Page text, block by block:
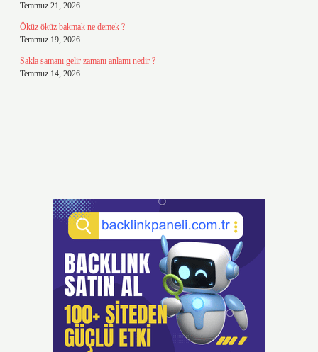
Temmuz 21, 2026
Öküz öküz bakmak ne demek ?
Temmuz 19, 2026
Sakla samanı gelir zamanı anlamı nedir ?
Temmuz 14, 2026